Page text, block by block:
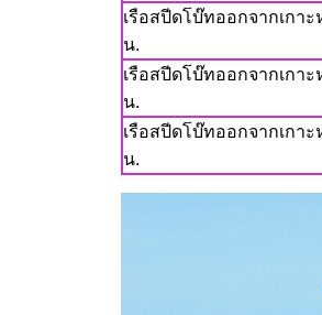
เรือสปีดโบ๊ทออกจากเกาะ
น.
เรือสปีดโบ๊ทออกจากเกาะ
น.
เรือสปีดโบ๊ทออกจากเกาะ
น.